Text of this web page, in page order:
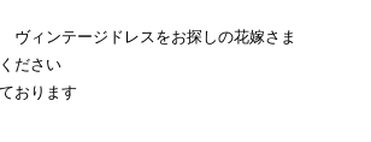
ヴィンテージドレスをお探しの花嫁さま
ださい
おります